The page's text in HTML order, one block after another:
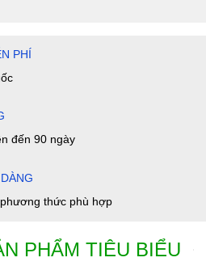
PHÍ
đến 90 ngày
thức phù hợp
PHẨM TIÊU BIỂU